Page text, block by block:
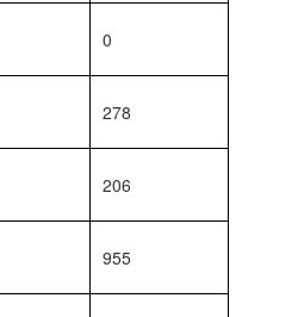
0
278
206
955